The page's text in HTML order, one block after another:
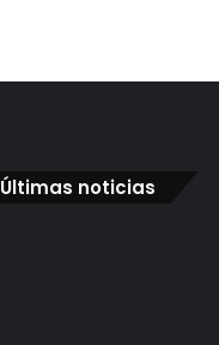
Últimas noticias